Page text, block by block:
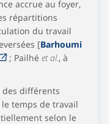
accrue au foyer,
répartitions
du travail
[Barhoumi
; Pailhé et al., à
des différents
temps de travail
selon le